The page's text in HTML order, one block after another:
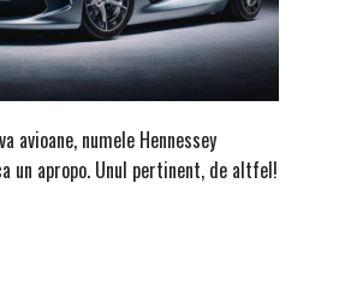
avioane, numele Hennessey
un apropo. Unul pertinent, de altfel!